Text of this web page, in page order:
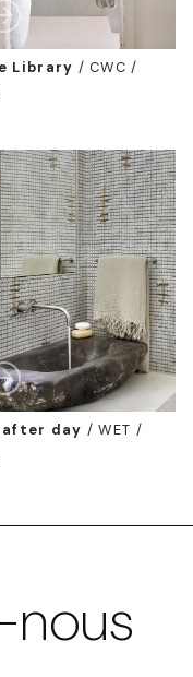
Library /CWC /
after day /WET /